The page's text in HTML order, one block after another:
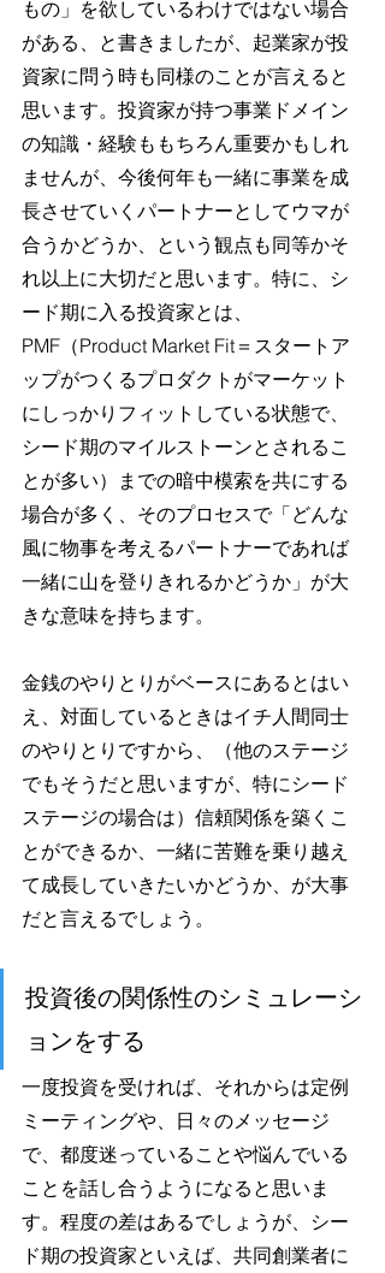
もの」を欲しているわけではない場合
がある、と書きましたが、起業家が投
資家に問う時も同様のことが言えると
思います。投資家が持つ事業ドメイン
の知識・経験ももちろん重要かもしれ
ませんが、今後何年も一緒に事業を成
長させていくパートナーとしてウマが
合うかどうか、という観点も同等かそ
れ以上に大切だと思います。特に、シ
ード期に入る投資家とは、
PMF（Product Market Fit＝スタートア
ップがつくるプロダクトがマーケット
にしっかりフィットしている状態で、
シード期のマイルストーンとされるこ
とが多い）までの暗中模索を共にする
場合が多く、そのプロセスで「どんな
風に物事を考えるパートナーであれば
一緒に山を登りきれるかどうか」が大
きな意味を持ちます。
金銭のやりとりがベースにあるとはい
え、対面しているときはイチ人間同士
のやりとりですから、（他のステージ
でもそうだと思いますが、特にシード
ステージの場合は）信頼関係を築くこ
とができるか、一緒に苦難を乗り越え
て成長していきたいかどうか、が大事
だと言えるでしょう。
投資後の関係性のシミュレーシ
ョンをする
一度投資を受ければ、それからは定例
ミーティングや、日々のメッセージ
で、都度迷っていることや悩んでいる
ことを話し合うようになると思いま
す。程度の差はあるでしょうが、シー
ド期の投資家といえば、共同創業者に